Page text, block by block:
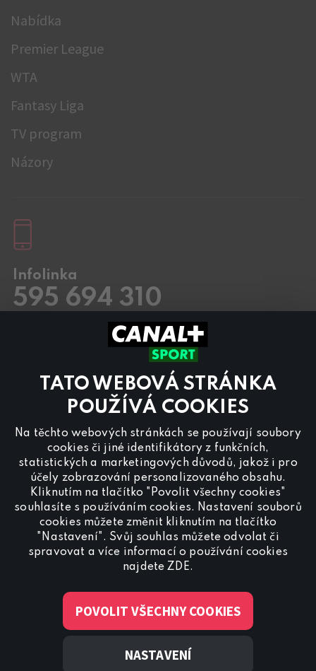
TATO WEBOVÁ STRÁNKA
POUŽÍVÁ COOKIES
Na těchto webových stránkách se používají soubory
cookies či jiné identifikátory z funkčních,
statistických a marketingových důvodů, jakož i pro
účely zobrazování personalizovaného obsahu.
Kliknutím na tlačítko "Povolit všechny cookies"
souhlasíte s používáním cookies. Nastavení souborů
cookies můžete změnit kliknutím na tlačítko
"Nastavení". Svůj souhlas můžete odvolat či
spravovat a více informací o používání cookies
najdeteZDE.
POVOLIT VŠECHNY COOKIES
NASTAVENÍ
Nabídka
Premier League
WTA
Fantasy Liga
TV program
Názory
Infolinka
595 694 310
8.00 – 20:00
8.00 – 18:00
inzerci na programu CANAL+ Sport
nás
kontaktujte na reklama@canalplus.cz
Naši redakci kontaktujete na
redakce@canalplus.cz
Spojte se s CANAL+ Sport